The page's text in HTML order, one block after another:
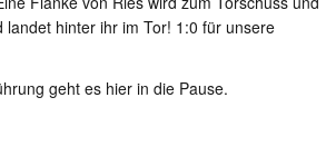
landet hinter ihr im Tor! 1:0 für unsere
geht es hier in die Pause.